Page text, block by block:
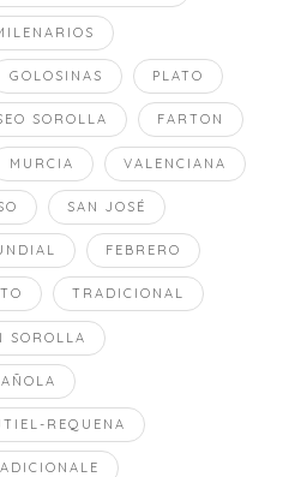
GOLOSINAS PLATO
SOROLLA FARTON
MURCIA VALENCIANA
SAN JOSÉ
FEBRERO
TRADICIONAL
SOROLLA
REQUENA